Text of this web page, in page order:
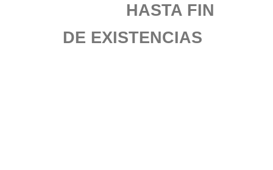
HASTA FIN
DE EXISTENCIAS